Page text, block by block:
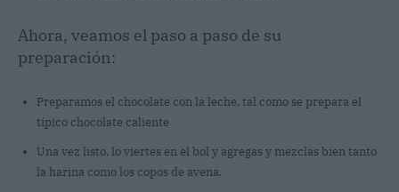
Ahora, veamos el paso a paso de su
preparación:
Preparamos el chocolate con la leche, tal como se prepara el
típico chocolate caliente
Una vez listo, lo viertes en el bol y agregas y mezclas bien tanto
la harina como los copos de avena.